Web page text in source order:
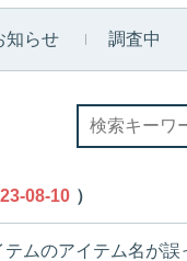
知らせ 調査中
08-10 ）
テムのアイテム名が誤